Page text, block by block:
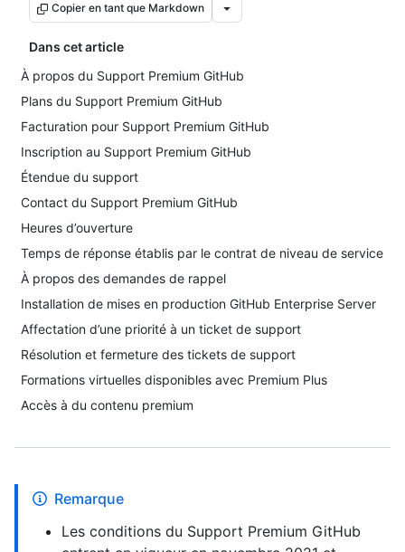
Copier en tant que Markdown
Dans cet article
À propos du Support Premium GitHub
Plans du Support Premium GitHub
Facturation pour Support Premium GitHub
Inscription au Support Premium GitHub
Étendue du support
Contact du Support Premium GitHub
Heures d’ouverture
Temps de réponse établis par le contrat de niveau de service
À propos des demandes de rappel
Installation de mises en production GitHub Enterprise Server
Affectation d’une priorité à un ticket de support
Résolution et fermeture des tickets de support
Formations virtuelles disponibles avec Premium Plus
Accès à du contenu premium
Remarque
Les conditions du Support Premium GitHub